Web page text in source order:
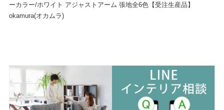
ーカラー/ホワイト アジャストアーム 張地全6色【受注生産品】
okamura(オカムラ)